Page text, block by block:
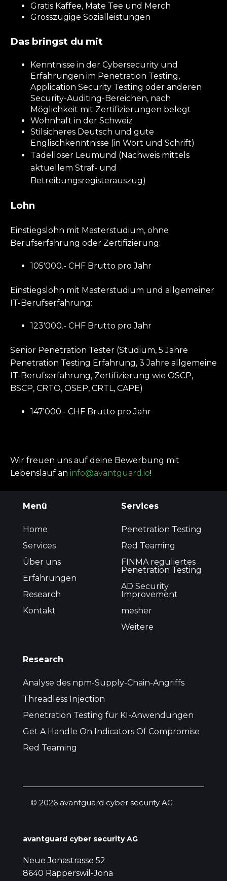
Gratis Kaffee, Mate Tee und Merch
Grosszügige Sozialleistungen
Das bringst du mit
Kenntnisse in der Cybersecurity und
Erfahrungen im Penetration Testing,
Application Security Testing oder anderen
Security-Auditing-Bereichen, nach
Möglichkeit mit Zertifizierungen belegt
Wohnhaft in der Schweiz
Stilsicheres Deutsch und gute
Englischkenntnisse (in Wort und Schrift)
Tadelloser Leumund (Nachweis mittels
aktuellem Straf- und
Betreibungsregisterauszug)
Lohn
Einstiegslohn mit Masterstudium, ohne
Berufserfahrung oder Zertifizierung:
105'000.- CHF Brutto pro Jahr
Einstiegslohn mit Masterstudium und allgemeiner
IT-Berufserfahrung:
123'000.- CHF Brutto pro Jahr
Senior Penetration Tester (Studium, 5 Jahre
Penetration Testing Erfahrung, 3 Jahre allgemeine
IT-Berufserfahrung, Zertifizierung wie OSCP,
BSCP, CRTO, OSEP, CRTL, CAPE)
147'000.- CHF Brutto pro Jahr
Wir freuen uns auf deine Bewerbung mit
Lebenslauf an info@avantguard.io!
Menü
Home
Services
Über uns
Erfahrungen
Research
Kontakt
Services
Penetration Testing
Red Teaming
FINMA reguliertes
Penetration Testing
AD Security
Improvement
mesher
Weitere
Research
Analyse des npm-Supply-Chain-Angriffs
Threadless Injection
Penetration Testing für KI-Anwendungen
Get A Handle On Indicators Of Compromise
Red Teaming
© 2026 avantguard cyber security AG
avantguard cyber security AG
Neue Jonastrasse 52
8640 Rapperswil-Jona